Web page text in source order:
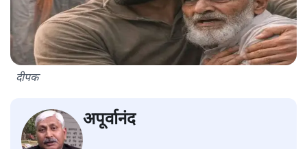
दीपक
अपूर्वानंद